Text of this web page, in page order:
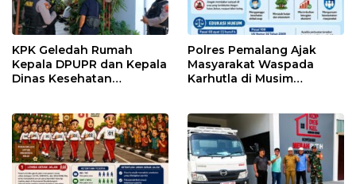
KPK Geledah Rumah
Kepala DPUPR dan Kepala
Dinas Kesehatan
Polres Pemalang Ajak
Masyarakat Waspada
Karhutla di Musim